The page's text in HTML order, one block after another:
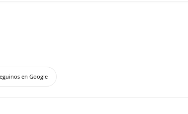
en Google